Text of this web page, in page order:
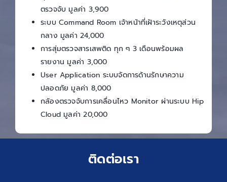
ตรวจจับ มูลค่า 3,900
ระบบ Command Room เจ้าหน้าที่เฝ้าระวังเหตุส่วน
กลาง มูลค่า 24,000
การสุ่มตรวจสารเสพติด ทุก ๆ 3 เดือนพร้อมผล
รายงาน มูลค่า 3,000
User Application ระบบจัดการด้านรักษาความ
ปลอดภัย มูลค่า 8,000
กล้องตรวจจับการเคลื่อนไหว Monitor ผ่านระบบ Hip
Cloud มูลค่า 20,000
ติดต่อเรา